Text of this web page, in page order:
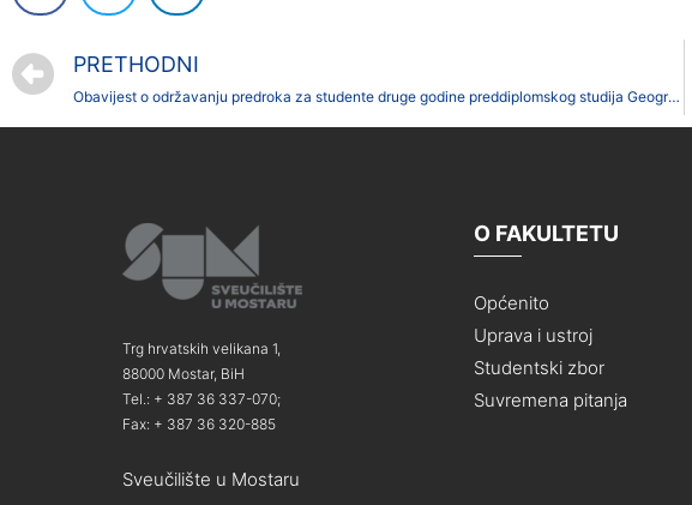
PRETHODNI
Obavijest o održavanju predroka za studente druge godine preddiplomskog studija Geografija smjer Turizam i zaštita okoliša kod prof.dr.sc. Dore Smolčić Jurdana
Trg hrvatskih velikana 1,
88000 Mostar, BiH
Tel.: + 387 36 337-070;
Fax: + 387 36 320-885
Sveučilište u Mostaru
O FAKULTETU
Općenito
Uprava i ustroj
Studentski zbor
Suvremena pitanja